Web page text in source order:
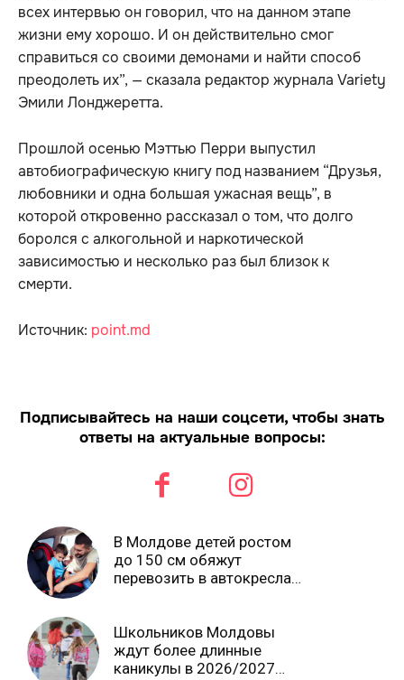
всех интервью он говорил, что на данном этапе
жизни ему хорошо. И он действительно смог
справиться со своими демонами и найти способ
преодолеть их”, — сказала редактор журнала Variety
Эмили Лонджеретта.
Прошлой осенью Мэттью Перри выпустил
автобиографическую книгу под названием “Друзья,
любовники и одна большая ужасная вещь”, в
которой откровенно рассказал о том, что долго
боролся с алкогольной и наркотической
зависимостью и несколько раз был близок к
смерти.
Источник: point.md
Подписывайтесь на наши соцсети, чтобы знать
ответы на актуальные вопросы:
В Молдове детей ростом
до 150 см обяжут
перевозить в автокреслах
Школьников Молдовы
ждут более длинные
каникулы в 2026/2027